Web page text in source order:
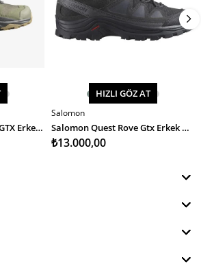
Salomon X Ultra 4 Mid GTX Erkek Bot
SEPETE EKLE
HIZLI GÖZ AT
Salomon
Salomon Quest Rove Gtx Erkek Bot
₺13.000,00